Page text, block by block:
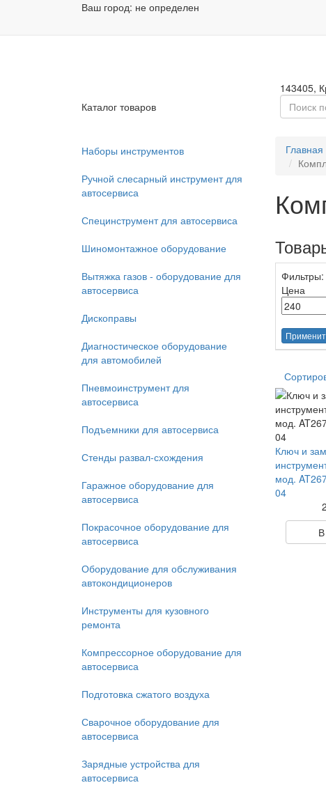
Ваш город: не определен
Пн - Пт
143405,
Каталог товаров
Наборы инструментов
Ручной слесарный инструмент для
автосервиса
Специнструмент для автосервиса
Шиномонтажное оборудование
Вытяжка газов - оборудование для
автосервиса
Дископравы
Диагностическое оборудование
для автомобилей
Пневмоинструмент для
автосервиса
Подъемники для автосервиса
Стенды развал-схождения
Гаражное оборудование для
автосервиса
Покрасочное оборудование для
автосервиса
Оборудование для обслуживания
автокондиционеров
Инструменты для кузовного
ремонта
Компрессорное оборудование для
автосервиса
Подготовка сжатого воздуха
Сварочное оборудование для
автосервиса
Зарядные устройства для
автосервиса
Главная
Фильтры:
Цена
Ключ и
мод.
04